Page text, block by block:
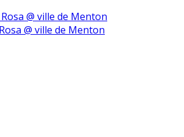
@ ville de Menton
@ ville de Menton